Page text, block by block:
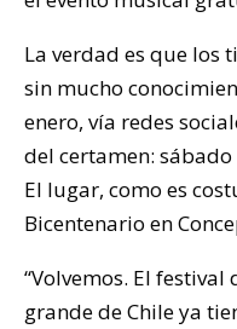
La verdad es que los
sin mucho
enero, vía redes
del certamen:
El lugar, como es
Bicentenario en
“Volvemos. El
grande de Chile ya